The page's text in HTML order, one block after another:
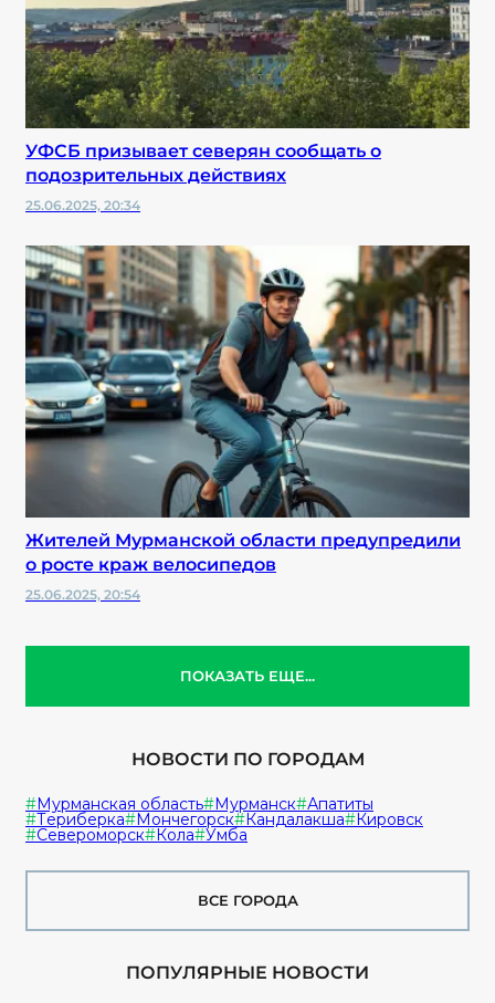
УФСБ призывает северян сообщать о
подозрительных действиях
25.06.2025, 20:34
Жителей Мурманской области предупредили
о росте краж велосипедов
25.06.2025, 20:54
ПОКАЗАТЬ ЕЩЕ...
НОВОСТИ ПО ГОРОДАМ
Мурманская область Мурманск Апатиты
Териберка Мончегорск Кандалакша Кировск
Североморск Кола Умба
ВСЕ ГОРОДА
ПОПУЛЯРНЫЕ НОВОСТИ